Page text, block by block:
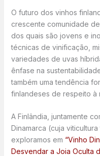
O futuro dos vinhos
crescente comunidade
dos quais são jovens e
técnicas de vinificação,
variedades de uvas
ênfase na
também uma tendência
finlandeses de respeito à
A Finlândia, juntamente
Dinamarca (cuja
exploramos em “Vinho
Desvendar a Joia Oculta